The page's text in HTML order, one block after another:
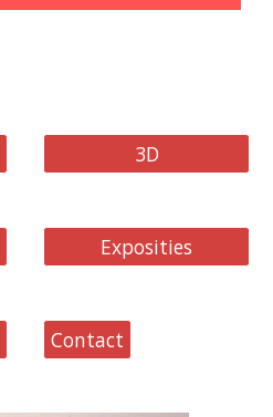
3D
Exposities
Contact